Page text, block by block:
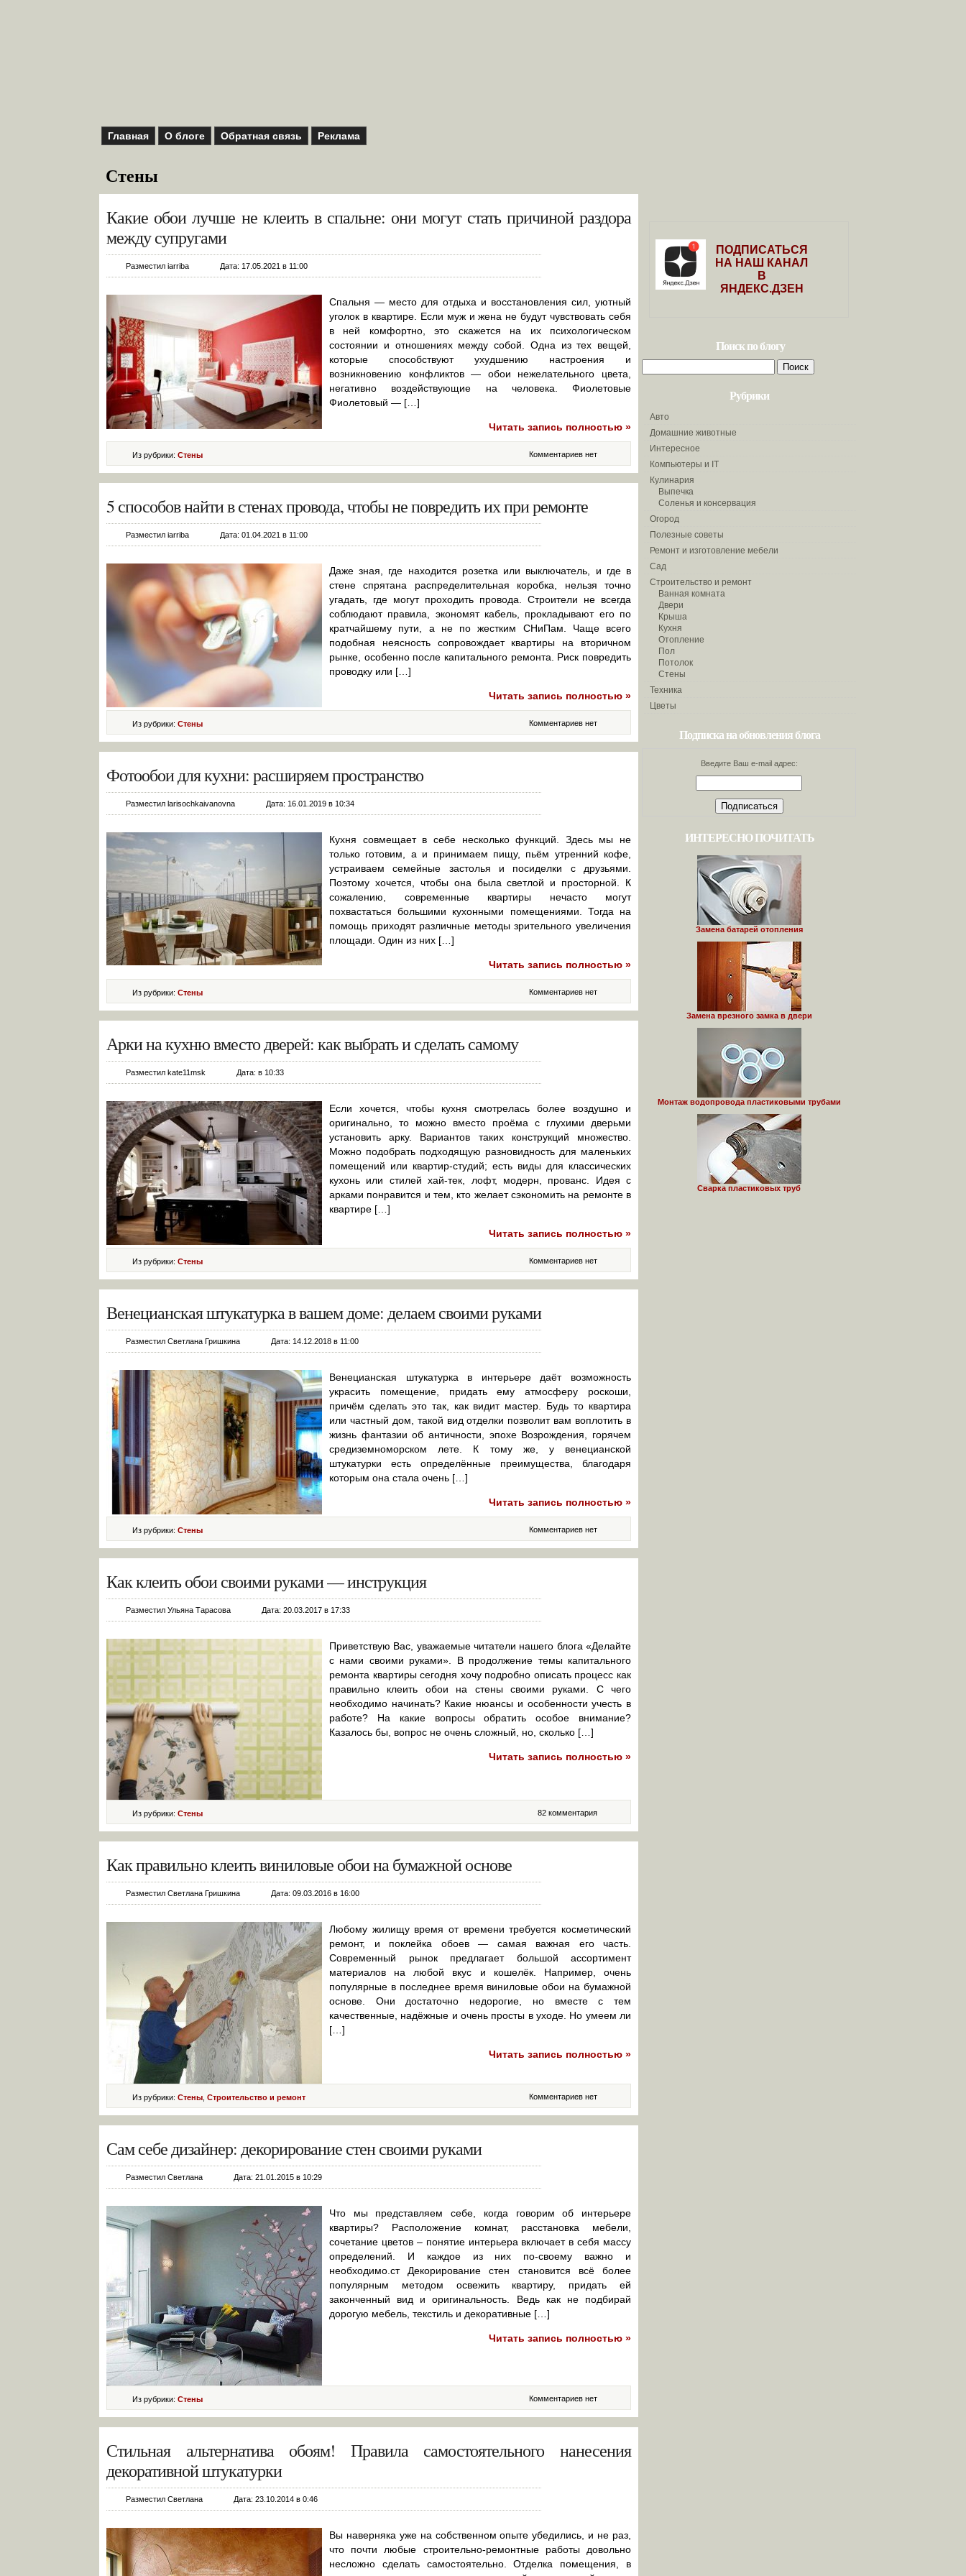
Главная О блоге Обратная связь Реклама
Стены
Какие обои лучше не клеить в спальне: они могут стать причиной раздора
между супругами
Разместил iarriba Дата: 17.05.2021 в 11:00
Спальня — место для отдыха и восстановления сил, уютный
уголок в квартире. Если муж и жена не будут чувствовать себя
в ней комфортно, это скажется на их психологическом
состоянии и отношениях между собой. Одна из тех вещей,
которые способствуют ухудшению настроения и
возникновению конфликтов — обои нежелательного цвета,
негативно воздействующие на человека. Фиолетовые
Фиолетовый — […]
Читать запись полностью »
Комментариев нет
Из рубрики: Стены
5 способов найти в стенах провода, чтобы не повредить их при ремонте
Разместил iarriba Дата: 01.04.2021 в 11:00
Даже зная, где находится розетка или выключатель, и где в
стене спрятана распределительная коробка, нельзя точно
угадать, где могут проходить провода. Строители не всегда
соблюдают правила, экономят кабель, прокладывают его по
кратчайшему пути, а не по жестким СНиПам. Чаще всего
подобная неясность сопровождает квартиры на вторичном
рынке, особенно после капитального ремонта. Риск повредить
проводку или […]
Читать запись полностью »
Комментариев нет
Из рубрики: Стены
Фотообои для кухни: расширяем пространство
Разместил larisochkaivanovna Дата: 16.01.2019 в 10:34
Кухня совмещает в себе несколько функций. Здесь мы не
только готовим, а и принимаем пищу, пьём утренний кофе,
устраиваем семейные застолья и посиделки с друзьями.
Поэтому хочется, чтобы она была светлой и просторной. К
сожалению, современные квартиры нечасто могут
похвастаться большими кухонными помещениями. Тогда на
помощь приходят различные методы зрительного увеличения
площади. Один из них […]
Читать запись полностью »
Комментариев нет
Из рубрики: Стены
Арки на кухню вместо дверей: как выбрать и сделать самому
Разместил kate11msk Дата: в 10:33
Если хочется, чтобы кухня смотрелась более воздушно и
оригинально, то можно вместо проёма с глухими дверьми
установить арку. Вариантов таких конструкций множество.
Можно подобрать подходящую разновидность для маленьких
помещений или квартир-студий; есть виды для классических
кухонь или стилей хай-тек, лофт, модерн, прованс. Идея с
арками понравится и тем, кто желает сэкономить на ремонте в
квартире […]
Читать запись полностью »
Комментариев нет
Из рубрики: Стены
Венецианская штукатурка в вашем доме: делаем своими руками
Разместил Светлана Гришкина Дата: 14.12.2018 в 11:00
Венецианская штукатурка в интерьере даёт возможность
украсить помещение, придать ему атмосферу роскоши,
причём сделать это так, как видит мастер. Будь то квартира
или частный дом, такой вид отделки позволит вам воплотить в
жизнь фантазии об античности, эпохе Возрождения, горячем
средиземноморском лете. К тому же, у венецианской
штукатурки есть определённые преимущества, благодаря
которым она стала очень […]
Читать запись полностью »
Комментариев нет
Из рубрики: Стены
Как клеить обои своими руками — инструкция
Разместил Ульяна Тарасова Дата: 20.03.2017 в 17:33
Приветствую Вас, уважаемые читатели нашего блога «Делайте
с нами своими руками». В продолжение темы капитального
ремонта квартиры сегодня хочу подробно описать процесс как
правильно клеить обои на стены своими руками. С чего
необходимо начинать? Какие нюансы и особенности учесть в
работе? На какие вопросы обратить особое внимание?
Казалось бы, вопрос не очень сложный, но, сколько […]
Читать запись полностью »
82 комментария
Из рубрики: Стены
Как правильно клеить виниловые обои на бумажной основе
Разместил Светлана Гришкина Дата: 09.03.2016 в 16:00
Любому жилищу время от времени требуется косметический
ремонт, и поклейка обоев — самая важная его часть.
Современный рынок предлагает большой ассортимент
материалов на любой вкус и кошелёк. Например, очень
популярные в последнее время виниловые обои на бумажной
основе. Они достаточно недорогие, но вместе с тем
качественные, надёжные и очень просты в уходе. Но умеем ли
[…]
Читать запись полностью »
Комментариев нет
Из рубрики: Стены Строительство и ремонт
Сам себе дизайнер: декорирование стен своими руками
Разместил Светлана Дата: 21.01.2015 в 10:29
Что мы представляем себе, когда говорим об интерьере
квартиры? Расположение комнат, расстановка мебели,
сочетание цветов – понятие интерьера включает в себя массу
определений. И каждое из них по-своему важно и
необходимо.ст Декорирование стен становится всё более
популярным методом освежить квартиру, придать ей
законченный вид и оригинальность. Ведь как не подбирай
дорогую мебель, текстиль и декоративные […]
Читать запись полностью »
Комментариев нет
Из рубрики: Стены
Стильная альтернатива обоям! Правила самостоятельного нанесения
декоративной штукатурки
Разместил Светлана Дата: 23.10.2014 в 0:46
Вы наверняка уже на собственном опыте убедились, и не раз,
что почти любые строительно-ремонтные работы довольно
несложно сделать самостоятельно. Отделка помещения, в
ПОДПИСАТЬСЯ
НА НАШ КАНАЛ
В
ЯНДЕКС.ДЗЕН
Поиск по блогу
Найти:
Рубрики
Авто
Домашние животные
Интересное
Компьютеры и IT
Кулинария
Выпечка
Соленья и консервация
Огород
Полезные советы
Ремонт и изготовление мебели
Сад
Строительство и ремонт
Ванная комната
Двери
Крыша
Кухня
Отопление
Пол
Потолок
Стены
Техника
Цветы
Подписка на обновления блога
Введите Ваш e-mail адрес:
ИНТЕРЕСНО ПОЧИТАТЬ
Замена батарей отопления
Замена врезного замка в двери
Монтаж водопровода пластиковыми трубами
Сварка пластиковых труб